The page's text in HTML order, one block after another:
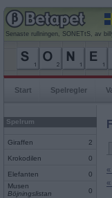
Senaste rullningen, SONETtS, av
Start Spelregler
Spelrum
Giraffen 2
Krokodilen 0
Elefanten
0
Musen
Böjningslistan
0